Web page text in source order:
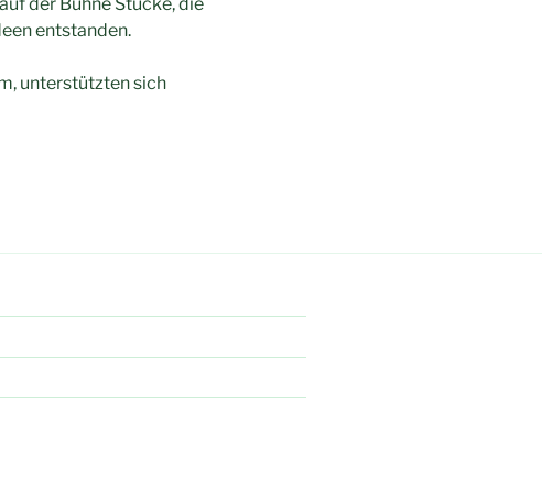
der Bühne Stücke, die
entstanden.
unterstützten sich